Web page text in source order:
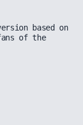
based on
of the